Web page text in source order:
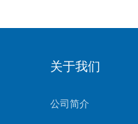
关于我们
公司简介